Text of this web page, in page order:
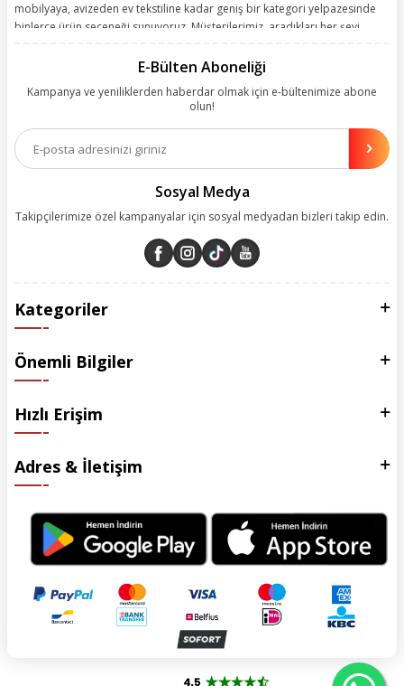
mobilyaya, avizeden ev tekstiline kadar geniş bir kategori yelpazesinde
binlerce ürün seçeneği sunuyoruz. Müşterilerimiz, aradıkları her şeyi
kolay, kusursuz ve keyifli bir alışveriş yolculuğu sunarken deneyiminize
olanakları sunuyoruz. Çalışmalarımızı müşterilerimizin memnuniyetini
esas alarak yürütüyoruz.
E-Bülten Aboneliği
Kampanya ve yeniliklerden haberdar olmak için e-bültenimize abone
olun!
Sosyal Medya
Takipçilerimize özel kampanyalar için sosyal medyadan bizleri takip edin.
Kategoriler
Önemli Bilgiler
Hızlı Erişim
Adres & İletişim